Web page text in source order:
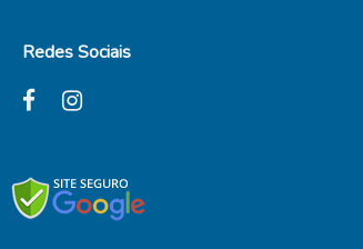
Redes Sociais